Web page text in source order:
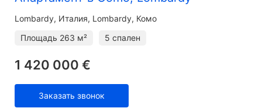
Lombardy Италия, Lombardy, Комо
Площадь 263 м² 5 спален
1 420 000 €
Заказать звонок